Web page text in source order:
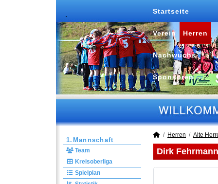
Startseite
Verein Herren
Nachwuchs
Sponsoren
1.Mannschaft
Team
Kreisoberliga
Spielplan
Herren Alte
Dirk